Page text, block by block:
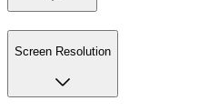
Screen Resolution